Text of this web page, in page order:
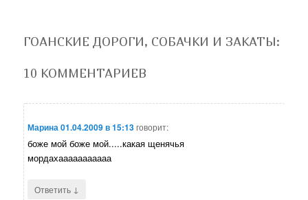
ГОАНСКИЕ ДОРОГИ, СОБАЧКИ И ЗАКАТЫ:
10 КОММЕНТАРИЕВ
Марина01.04.2009 в 15:13говорит:
боже мой боже мой.....какая щенячья
мордахааааааааааа
Ответить ↓